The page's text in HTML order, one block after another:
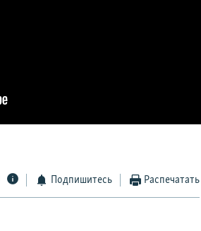
Подпишитесь Распечатать